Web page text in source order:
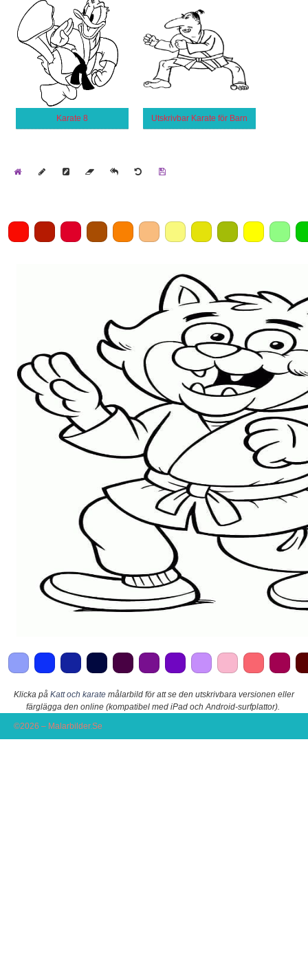
Karate 8 Utskrivbar Karate för Barn
Klicka på Katt och karate målarbild för att se den utskrivbara versionen eller
färglägga den online (kompatibel med iPad och Android-surfplattor).
©2026 – Malarbilder.Se